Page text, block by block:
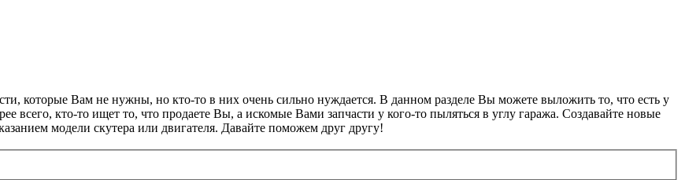
которые Вам не нужны, но кто-то в них очень сильно нуждается. В данном разделе Вы можете выложить то, что есть у
всего, кто-то ищет то, что продаете Вы, а искомые Вами запчасти у кого-то пыляться в углу гаража. Создавайте новые
модели скутера или двигателя. Давайте поможем друг другу!